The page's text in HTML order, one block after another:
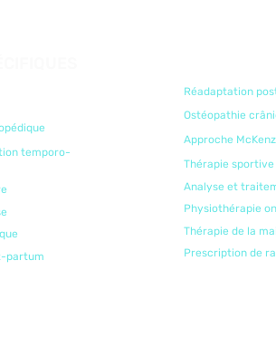
temporo-
partum
Réadaptation
Ostéopathie
Approche
Thérapie sportive
Analyse et
Physiothérapie
Thérapie de la
Prescription de